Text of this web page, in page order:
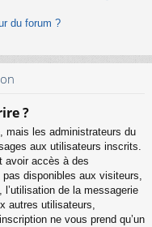
du forum ?
?
mais les administrateurs du
aux utilisateurs inscrits.
avoir accès à des
disponibles aux visiteurs,
l’utilisation de la messagerie
autres utilisateurs,
ne vous prend qu’un